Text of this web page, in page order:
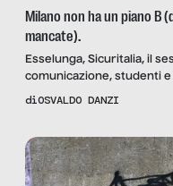
Milano non ha un piano B
mancate).
Esselunga, Sicuritalia, il
comunicazione, studenti
mantiene le promesse.
diOSVALDO DANZI